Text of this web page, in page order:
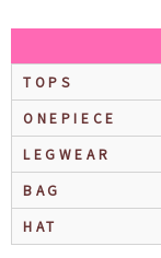
TOPS
ONEPIECE
LEGWEAR
BAG
HAT